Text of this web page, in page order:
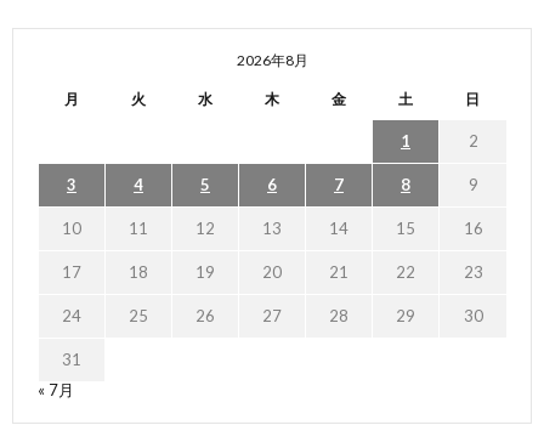
2026年8月
月 火 水 木 金 土 日
1 2
3 4 5 6 7 8 9
10 11 12 13 14 15 16
17 18 19 20 21 22 23
24 25 26 27 28 29 30
31
« 7月